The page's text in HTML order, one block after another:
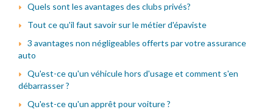
Quels sont les avantages des clubs privés?
Tout ce qu'il faut savoir sur le métier d'épaviste
3 avantages non négligeables offerts par votre assurance
auto
Qu'est-ce qu'un véhicule hors d'usage et comment s'en
débarrasser ?
Qu'est-ce qu'un apprêt pour voiture ?